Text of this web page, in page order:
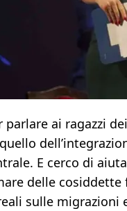
parlare ai ragazzi
E cerco di
delle cosiddette
sulle migrazioni